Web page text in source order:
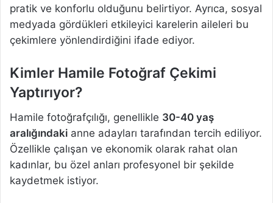
pratik ve konforlu olduğunu belirtiyor. Ayrıca, sosyal
medyada gördükleri etkileyici karelerin aileleri bu
çekimlere yönlendirdiğini ifade ediyor.
Kimler Hamile Fotoğraf Çekimi
Yaptırıyor?
Hamile fotoğrafçılığı, genellikle 30-40 yaş
aralığındaki anne adayları tarafından tercih ediliyor.
Özellikle çalışan ve ekonomik olarak rahat olan
kadınlar, bu özel anları profesyonel bir şekilde
kaydetmek istiyor.